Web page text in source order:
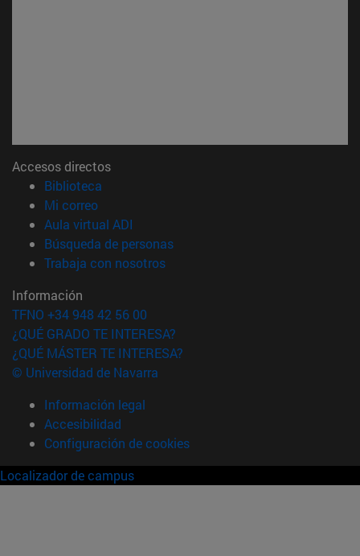
Accesos directos
Biblioteca
Mi correo(abre en nueva ventana)
Aula virtual ADI
Búsqueda de personas(abre en nueva ventana)
Trabaja con nosotros(abre en nueva ventana)
Información
TFNO +34 948 42 56 00
¿QUÉ GRADO TE INTERESA?
¿QUÉ MÁSTER TE INTERESA?
© Universidad de Navarra
Información legal
Accesibilidad
Configuración de cookies
Localizador de campus